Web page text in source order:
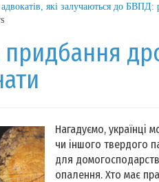
які залучаються до БВПД:
придбання
Нагадуємо, українці
чи іншого твердого
для
опалення. Хто має